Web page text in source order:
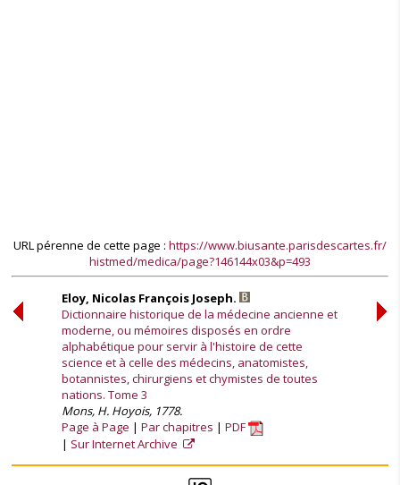
URL pérenne de cette page : https://www.biusante.parisdescartes.fr/
histmed/medica/page?146144x03&p=493
Eloy, Nicolas François Joseph.
Dictionnaire historique de la médecine ancienne et
moderne, ou mémoires disposés en ordre
alphabétique pour servir à l'histoire de cette
science et à celle des médecins, anatomistes,
botannistes, chirurgiens et chymistes de toutes
nations. Tome 3
Mons, H. Hoyois, 1778.
Page à Page
Par chapitres
PDF
Sur Internet Archive